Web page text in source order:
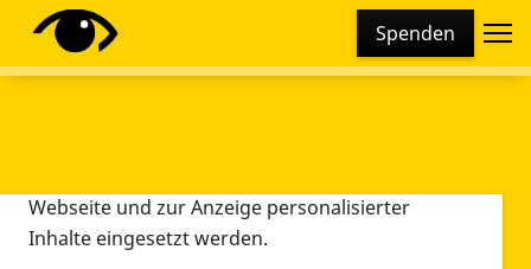
Spenden
Diese Webseite setzt verschiedene Cookies und
Tracking-Tools ein. Dies beinhaltet Cookies und
Webseite und zur Anzeige personalisierter
Inhalte eingesetzt werden.